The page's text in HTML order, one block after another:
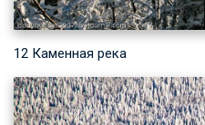
12 Каменная река